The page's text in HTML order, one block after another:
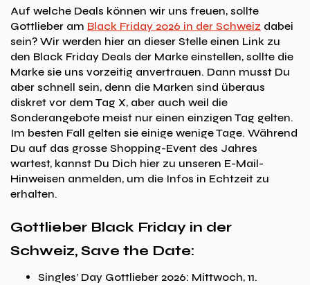
Auf welche Deals können wir uns freuen, sollte
Gottlieber am Black Friday 2026 in der Schweiz dabei
sein? Wir werden hier an dieser Stelle einen Link zu
den Black Friday Deals der Marke einstellen, sollte die
Marke sie uns vorzeitig anvertrauen. Dann musst Du
aber schnell sein, denn die Marken sind überaus
diskret vor dem Tag X, aber auch weil die
Sonderangebote meist nur einen einzigen Tag gelten.
Im besten Fall gelten sie einige wenige Tage. Während
Du auf das grosse Shopping-Event des Jahres
wartest, kannst Du Dich hier zu unseren E-Mail-
Hinweisen anmelden, um die Infos in Echtzeit zu
erhalten.
Gottlieber Black Friday in der
Schweiz, Save the Date:
Singles’ Day Gottlieber 2026: Mittwoch, 11.